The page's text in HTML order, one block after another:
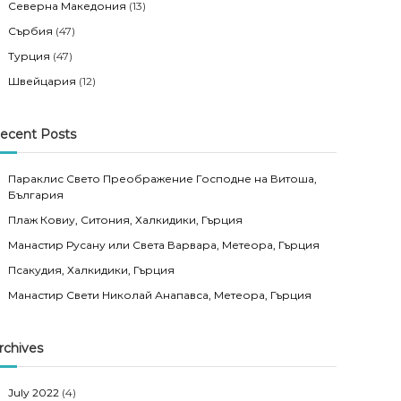
Северна Македония (13)
Сърбия (47)
Турция (47)
Швейцария (12)
Posts
Параклис Свето Преображение Господне на Витоша,
България
Плаж Ковиу, Ситония, Халкидики, Гърция
Манастир Русану или Света Варвара, Метеора, Гърция
Псакудия, Халкидики, Гърция
Манастир Свети Николай Анапавса, Метеора, Гърция
July 2022 (4)